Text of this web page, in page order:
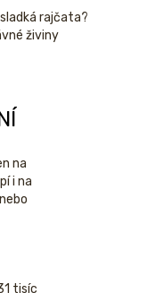
rajčata?
živiny
na
i na
tisíc